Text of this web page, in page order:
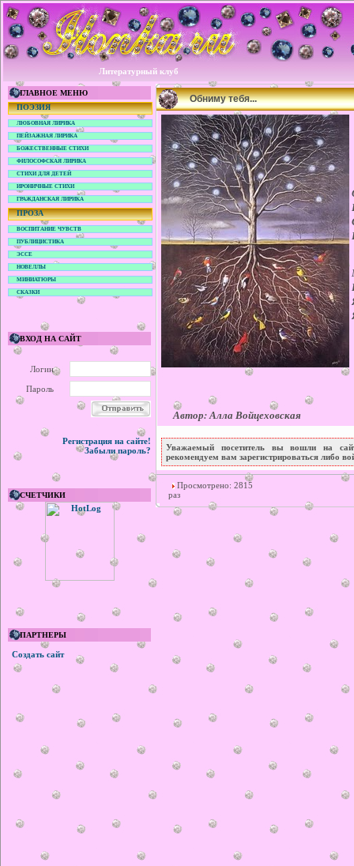
Литературный клуб
ГЛАВНОЕ МЕНЮ
ПОЭЗИЯ
ЛЮБОВНАЯ ЛИРИКА
ПЕЙЗАЖНАЯ ЛИРИКА
БОЖЕСТВЕННЫЕ СТИХИ
ФИЛОСОФСКАЯ ЛИРИКА
СТИХИ ДЛЯ ДЕТЕЙ
ИРОНИЧНЫЕ СТИХИ
ГРАЖДАНСКАЯ ЛИРИКА
ПРОЗА
ВОСПИТАНИЕ ЧУВСТВ
ПУБЛИЦИСТИКА
ЭССЕ
НОВЕЛЛЫ
МИНИАТЮРЫ
СКАЗКИ
ВХОД НА САЙТ
Логин
Пароль
Регистрация на сайте!
Забыли пароль?
СЧЕТЧИКИ
ПАРТНЕРЫ
Создать сайт
Обниму тебя...
Автор: Алла Войцеховская
Уважаемый посетитель вы вошли на
рекомендуем вам зарегистрироваться либо
Просмотрено: 2815
раз